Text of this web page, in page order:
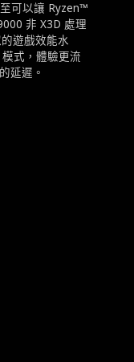
可以讓 Ryzen™
非 X3D 處理
遊戲效能水
式，體驗更流
延遲。